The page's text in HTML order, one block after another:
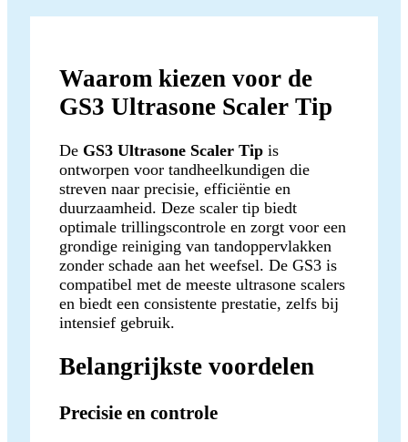
Waarom kiezen voor de
GS3 Ultrasone Scaler Tip
De GS3 Ultrasone Scaler Tip is
ontworpen voor tandheelkundigen die
streven naar precisie, efficiëntie en
duurzaamheid. Deze scaler tip biedt
optimale trillingscontrole en zorgt voor een
grondige reiniging van tandoppervlakken
zonder schade aan het weefsel. De GS3 is
compatibel met de meeste ultrasone scalers
en biedt een consistente prestatie, zelfs bij
intensief gebruik.
Belangrijkste voordelen
Precisie en controle